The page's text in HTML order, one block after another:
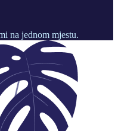
na jednom mjestu.